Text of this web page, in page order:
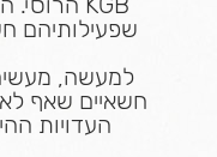
שפעילותיהם
למעשה,
חשאיים שאף
העדויות